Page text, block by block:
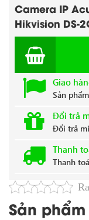
Camera IP
Hikvision DS-
Giao
Sản
Đổi trả
Đổi trả
Thanh
Thanh
Sản